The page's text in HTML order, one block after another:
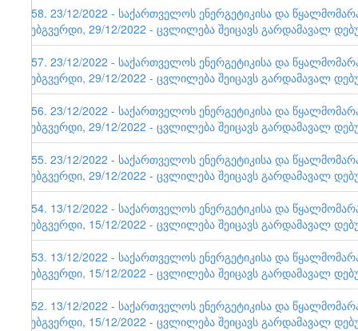
158. 23/12/2022 - საქართველოს ენერგეტიკისა და
ვებგვერდი, 29/12/2022 - ცვლილება შეიცავს გარდამავალ
157. 23/12/2022 - საქართველოს ენერგეტიკისა და
ვებგვერდი, 29/12/2022 - ცვლილება შეიცავს გარდამავალ
156. 23/12/2022 - საქართველოს ენერგეტიკისა და
ვებგვერდი, 29/12/2022 - ცვლილება შეიცავს გარდამავალ
155. 23/12/2022 - საქართველოს ენერგეტიკისა და
ვებგვერდი, 29/12/2022 - ცვლილება შეიცავს გარდამავალ
154. 13/12/2022 - საქართველოს ენერგეტიკისა და
ვებგვერდი, 15/12/2022 - ცვლილება შეიცავს გარდამავალ
153. 13/12/2022 - საქართველოს ენერგეტიკისა და
ვებგვერდი, 15/12/2022 - ცვლილება შეიცავს გარდამავალ
152. 13/12/2022 - საქართველოს ენერგეტიკისა და
ვებგვერდი, 15/12/2022 - ცვლილება შეიცავს გარდამავალ